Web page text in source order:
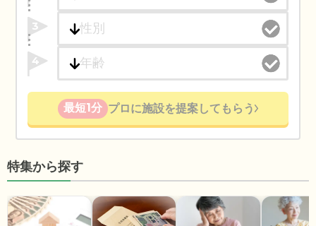
3
4
最短1分 プロに施設を提案してもらう
特集から探す